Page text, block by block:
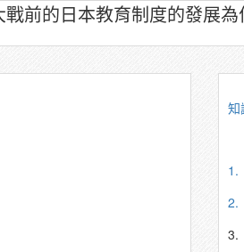
前的日本教育制度的發展為
知
1.
2.
3.